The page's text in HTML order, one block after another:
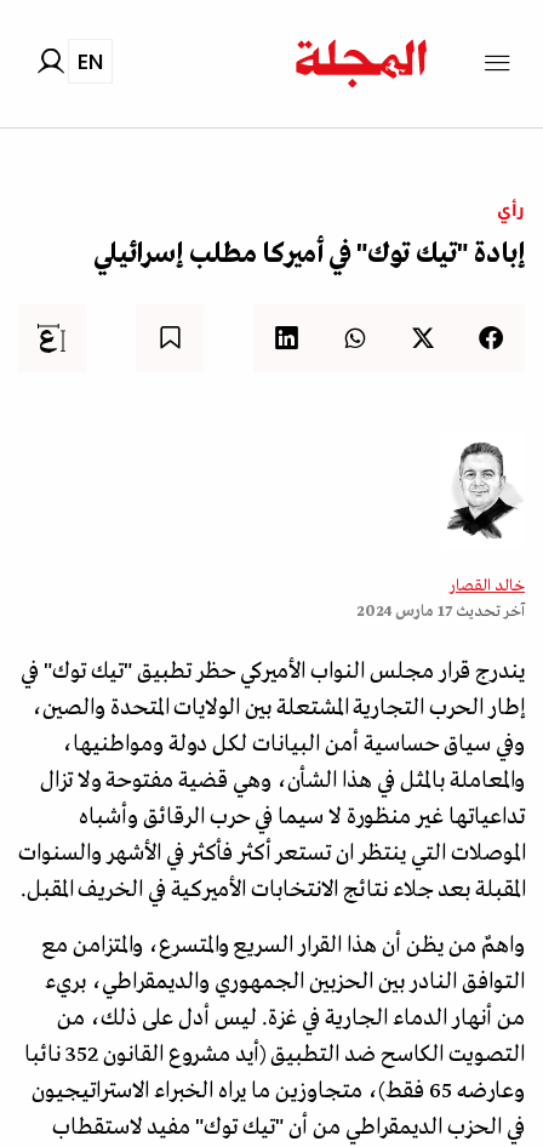
EN
رأي
إبادة "تيك توك" في أميركا مطلب إسرائيلي
خالد القصار
آخر تحديث17 مارس 2024
يندرج قرار مجلس النواب الأميركي حظر تطبيق "تيك توك" في
إطار الحرب التجارية المشتعلة بين الولايات المتحدة والصين،
وفي سياق حساسية أمن البيانات لكل دولة ومواطنيها،
والمعاملة بالمثل في هذا الشأن، وهي قضية مفتوحة ولا تزال
تداعياتها غير منظورة لا سيما في حرب الرقائق وأشباه
الموصلات التي ينتظر ان تستعر أكثر فأكثر في الأشهر والسنوات
المقبلة بعد جلاء نتائج الانتخابات الأميركية في الخريف المقبل.
واهمٌ من يظن أن هذا القرار السريع والمتسرع، والمتزامن مع
التوافق النادر بين الحزبين الجمهوري والديمقراطي، بريء
من أنهار الدماء الجارية في غزة. ليس أدل على ذلك، من
التصويت الكاسح ضد التطبيق (أيد مشروع القانون 352 نائبا
وعارضه 65 فقط)، متجاوزين ما يراه الخبراء الاستراتيجيون
في الحزب الديمقراطي من أن "تيك توك" مفيد لاستقطاب